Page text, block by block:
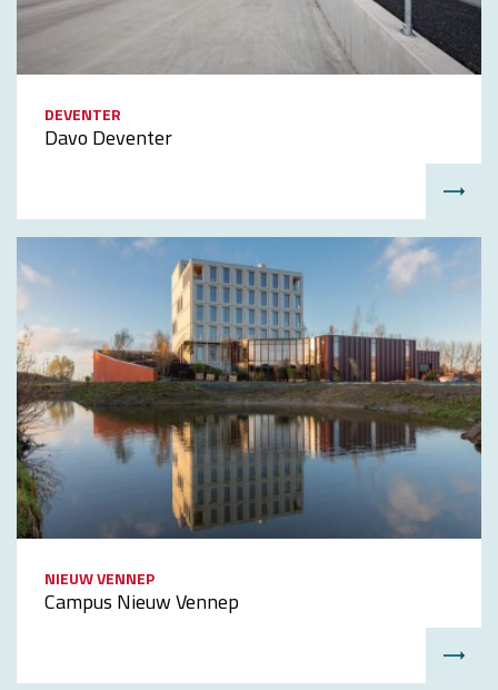
DEVENTER
Davo Deventer
NIEUW VENNEP
Campus Nieuw Vennep